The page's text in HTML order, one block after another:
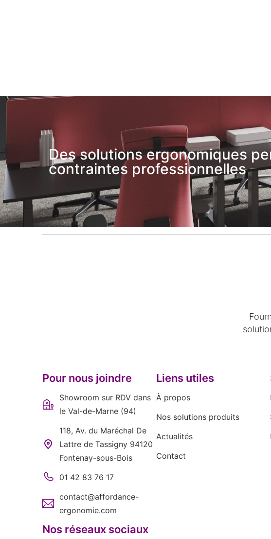
Des solutions ergonomiques
contraintes professionnelles
Pour nous joindre
Showroom sur RDV dans
le Val-de-Marne (94)
118, Av. du Maréchal De
Lattre de Tassigny 94120
Fontenay-sous-Bois
01 42 83 76 17
contact@affordance-
ergonomie.com
Nos réseaux sociaux
Liens utiles
À propos
Nos solutions produits
Actualités
Contact